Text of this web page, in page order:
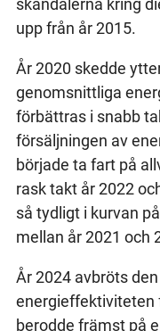
skandalerna kring
upp från år 2015.
År 2020 skedde
genomsnittliga
förbättras i snabb
försäljningen av
började ta fart på
rask takt år 2022
så tydligt i kurvan
mellan år 2021 och
År 2024 avbröts
energieffektiviteten
berodde främst på